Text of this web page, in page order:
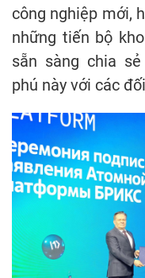
công nghiệp mới,
những tiến bộ
sẵn sàng chia
phú này với các